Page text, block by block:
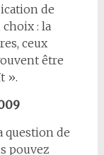
de
choix : la
ceux
être
».
question de
pouvez